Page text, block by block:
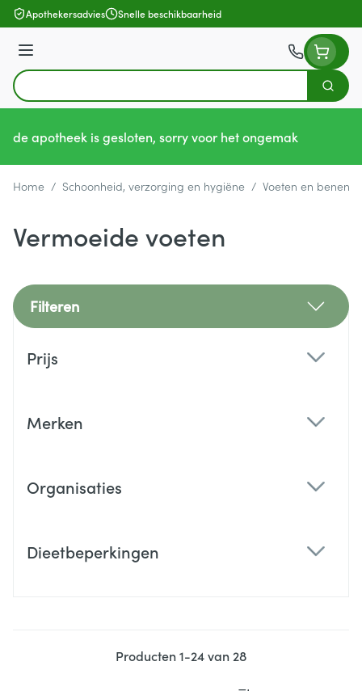
Ga naar de inhoud
Apothekersadvies Snelle beschikbaarheid
Menu
Product, merk, categorie...
Zoek
de apotheek is gesloten, sorry voor het ongemak
Home / Schoonheid, verzorging en hygiëne / Voeten en benen
Vermoeide voeten
Filteren
Prijs
Merken
Organisaties
Dieetbeperkingen
Producten1-24van 28